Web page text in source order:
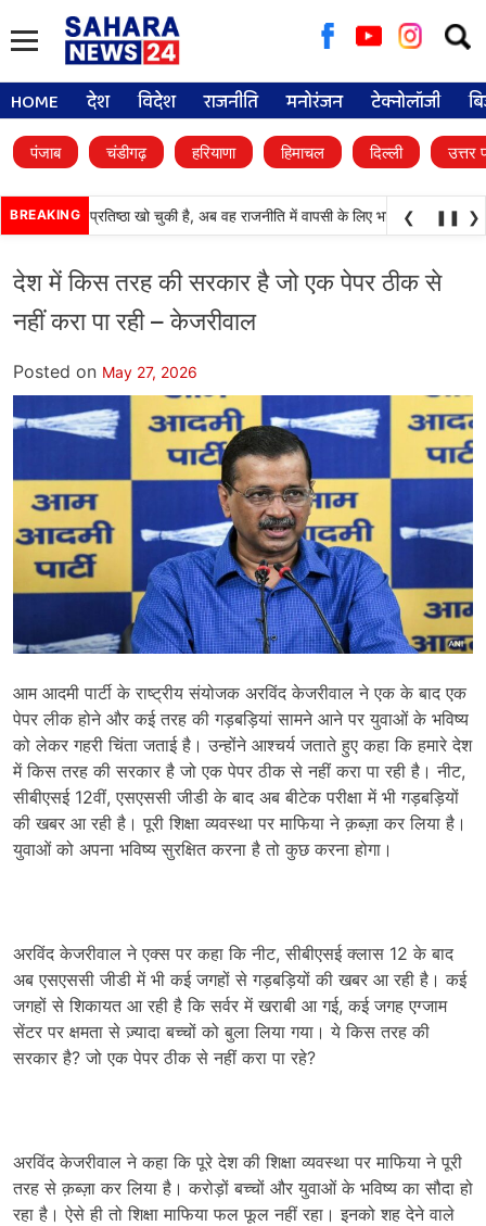
for:
HOME देश विदेश राजनीति मनोरंजन टेक्नोलॉजी
पंजाब चंडीगढ़ हरियाणा हिमाचल दिल्ली उत्तर
BREAKING
दल) अपनी प्रतिष्ठा खो चुकी है, अब वह राजनीति में वापसी के लिए भाजपा से समझौता
❮ ❚❚ ❯
देश में किस तरह की सरकार है जो एक पेपर ठीक से
नहीं करा पा रही – केजरीवाल
Posted on May 27, 2026
आम आदमी पार्टी के राष्ट्रीय संयोजक अरविंद केजरीवाल ने एक के बाद एक
पेपर लीक होने और कई तरह की गड़बड़ियां सामने आने पर युवाओं के भविष्य
को लेकर गहरी चिंता जताई है। उन्होंने आश्चर्य जताते हुए कहा कि हमारे देश
में किस तरह की सरकार है जो एक पेपर ठीक से नहीं करा पा रही है। नीट,
सीबीएसई 12वीं, एसएससी जीडी के बाद अब बीटेक परीक्षा में भी गड़बड़ियों
की खबर आ रही है। पूरी शिक्षा व्यवस्था पर माफिया ने क़ब्ज़ा कर लिया है।
युवाओं को अपना भविष्य सुरक्षित करना है तो कुछ करना होगा।
अरविंद केजरीवाल ने एक्स पर कहा कि नीट, सीबीएसई क्लास 12 के बाद
अब एसएससी जीडी में भी कई जगहों से गड़बड़ियों की खबर आ रही है। कई
जगहों से शिकायत आ रही है कि सर्वर में खराबी आ गई, कई जगह एग्जाम
सेंटर पर क्षमता से ज़्यादा बच्चों को बुला लिया गया। ये किस तरह की
सरकार है? जो एक पेपर ठीक से नहीं करा पा रहे?
अरविंद केजरीवाल ने कहा कि पूरे देश की शिक्षा व्यवस्था पर माफिया ने पूरी
तरह से क़ब्ज़ा कर लिया है। करोड़ों बच्चों और युवाओं के भविष्य का सौदा हो
रहा है। ऐसे ही तो शिक्षा माफिया फल फूल नहीं रहा। इनको शह देने वाले